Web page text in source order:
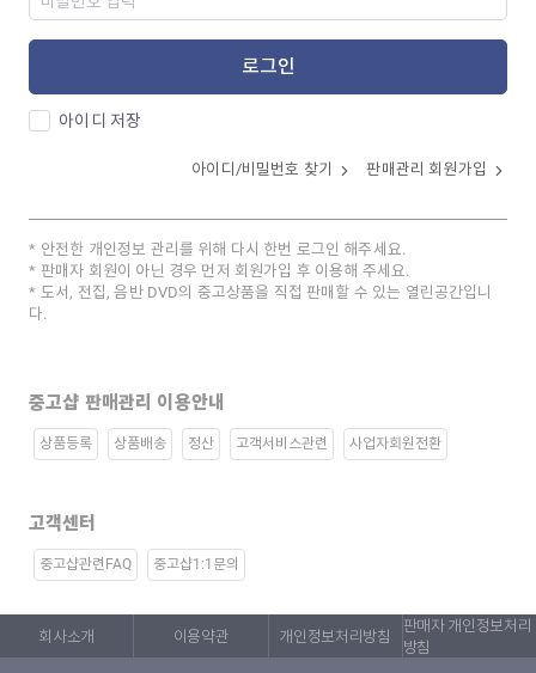
로그인
아이디 저장
아이디/비밀번호 찾기 판매관리 회원가입
안전한 개인정보 관리를 위해 다시 한번 로그인 해주세요.
판매자 회원이 아닌 경우 먼저 회원가입 후 이용해 주세요.
도서, 전집, 음반 DVD의 중고상품을 직접 판매할 수 있는 열린공간입니
다.
중고샵 판매관리 이용안내
상품등록 상품배송 정산 고객서비스관련 사업자회원전환
고객센터
중고샵관련FAQ 중고샵1:1문의
회사소개 이용약관 개인정보처리방침
판매자 개인정보처리
방침